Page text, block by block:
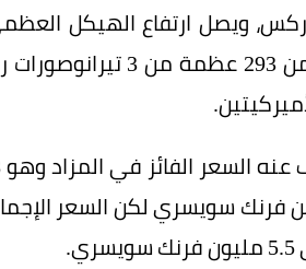
إلى 3.9 متر وطوله 11.6 متر،
التقدير الذي راوح بين 5 و8 ملايين فرنك سويسري